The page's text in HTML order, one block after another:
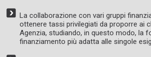
La collaborazione con vari gruppi
ottenere tassi privilegiati da proporre ai
Agenzia, studiando, in questo modo, la
finanziamento più adatta alle singole